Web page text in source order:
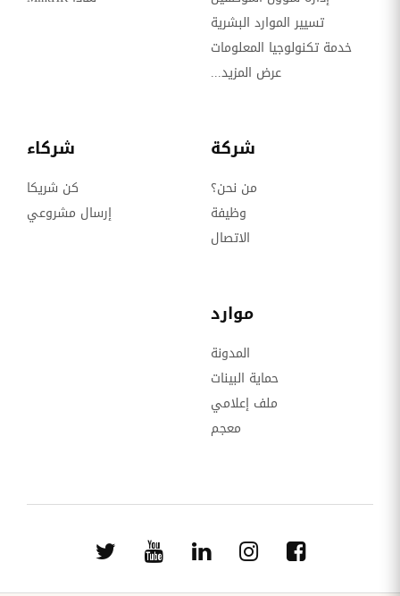
تسيير الموارد البشرية
خدمة تكنولوجيا المعلومات
عرض المزيد...
شركة
من نحن؟
وظيفة
الاتصال
شركاء
كن شريكا
إرسال مشروعي
موارد
المدونة
حماية البينات
ملف إعلامي
معجم